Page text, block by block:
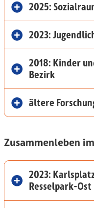
2025:
2023:
2018: Kinder
Bezirk
ältere
Zusammenleben
2023:
Resselpark-Ost